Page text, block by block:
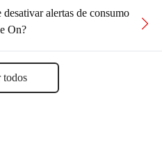
alertas de consumo
On?
todos